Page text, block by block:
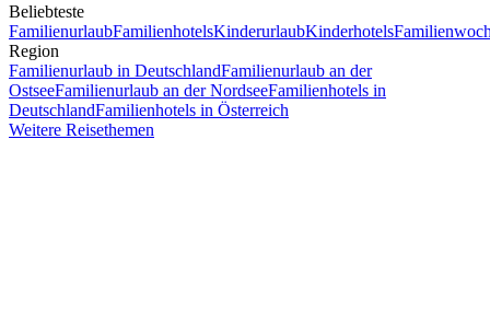
Beliebteste
FamilienurlaubFamilienhotelsKinderurlaubKinderhotels
Region
Familienurlaub in DeutschlandFamilienurlaub an der
OstseeFamilienurlaub an der NordseeFamilienhotels in
DeutschlandFamilienhotels in Österreich
Weitere Reisethemen